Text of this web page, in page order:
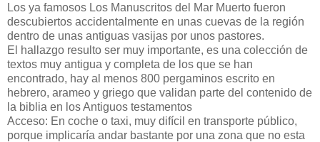
Los ya famosos Los Manuscritos del Mar Muerto fueron
descubiertos accidentalmente en unas cuevas de la región
dentro de unas antiguas vasijas por unos pastores.
El hallazgo resulto ser muy importante, es una colección de
textos muy antigua y completa de los que se han
encontrado, hay al menos 800 pergaminos escrito en
hebrero, arameo y griego que validan parte del contenido de
la biblia en los Antiguos testamentos
Acceso: En coche o taxi, muy difícil en transporte público,
porque implicaría andar bastante por una zona que no esta